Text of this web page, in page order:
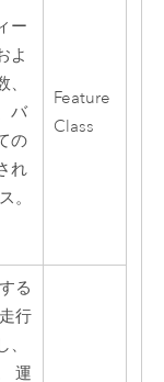
ー
よ
バ
の
れ
。
Feature
Class
る
行
運